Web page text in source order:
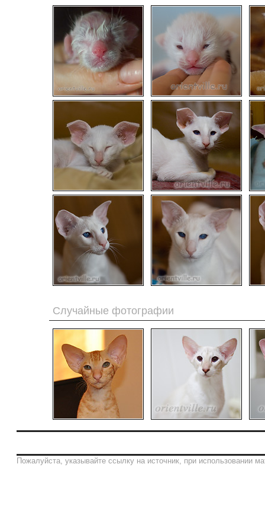
Случайные фотографии
Пожалуйста, указывайте ссылку на источник, при использовании